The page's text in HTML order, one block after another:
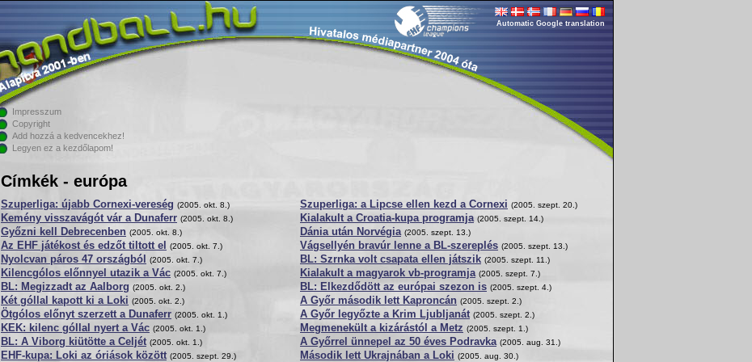
Automatic Google translation
Impresszum
Copyright
Add hozzá a kedvencekhez!
Legyen ez a kezdőlapom!
Címkék - európa
Szuperliga: újabb Cornexi-vereség (2005. okt. 8.)
Kemény visszavágót vár a Dunaferr (2005. okt. 8.)
Győzni kell Debrecenben (2005. okt. 8.)
Az EHF játékost és edzőt tiltott el (2005. okt. 7.)
Nyolcvan páros 47 országból (2005. okt. 7.)
Kilencgólos előnnyel utazik a Vác (2005. okt. 7.)
BL: Megizzadt az Aalborg (2005. okt. 2.)
Két góllal kapott ki a Loki (2005. okt. 2.)
Ötgólos előnyt szerzett a Dunaferr (2005. okt. 1.)
KEK: kilenc góllal nyert a Vác (2005. okt. 1.)
BL: A Viborg kiütötte a Celjét (2005. okt. 1.)
EHF-kupa: Loki az óriások között (2005. szept. 29.)
Szuperliga: a Lipcse ellen kezd a Cornexi (2005. szept. 20.)
Kialakult a Croatia-kupa programja (2005. szept. 14.)
Dánia után Norvégia (2005. szept. 13.)
Vágsellyén bravúr lenne a BL-szereplés (2005. szept. 13.)
BL: Szrnka volt csapata ellen játszik (2005. szept. 11.)
Kialakult a magyarok vb-programja (2005. szept. 7.)
BL: Elkezdődött az európai szezon is (2005. szept. 4.)
A Győr második lett Kaproncán (2005. szept. 2.)
A Győr legyőzte a Krim Ljubljanát (2005. szept. 2.)
Megmenekült a kizárástól a Metz (2005. szept. 1.)
A Győrrel ünnepel az 50 éves Podravka (2005. aug. 31.)
Második lett Ukrajnában a Loki (2005. aug. 30.)